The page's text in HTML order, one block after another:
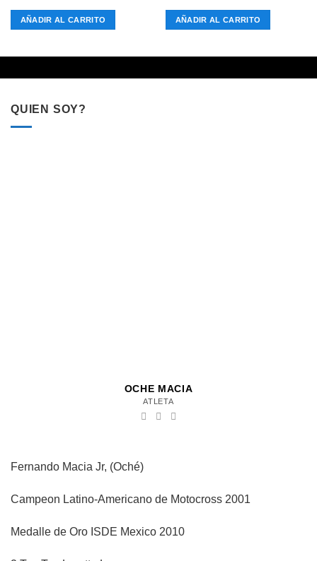
AÑADIR AL CARRITO AÑADIR AL CARRITO
QUIEN SOY?
OCHE MACIA
ATLETA
Fernando Macia Jr, (Oché)
Campeon Latino-Americano de Motocross 2001
Medalle de Oro ISDE Mexico 2010